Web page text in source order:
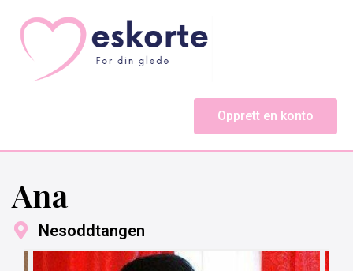
Opprett en konto
Ana
Nesoddtangen